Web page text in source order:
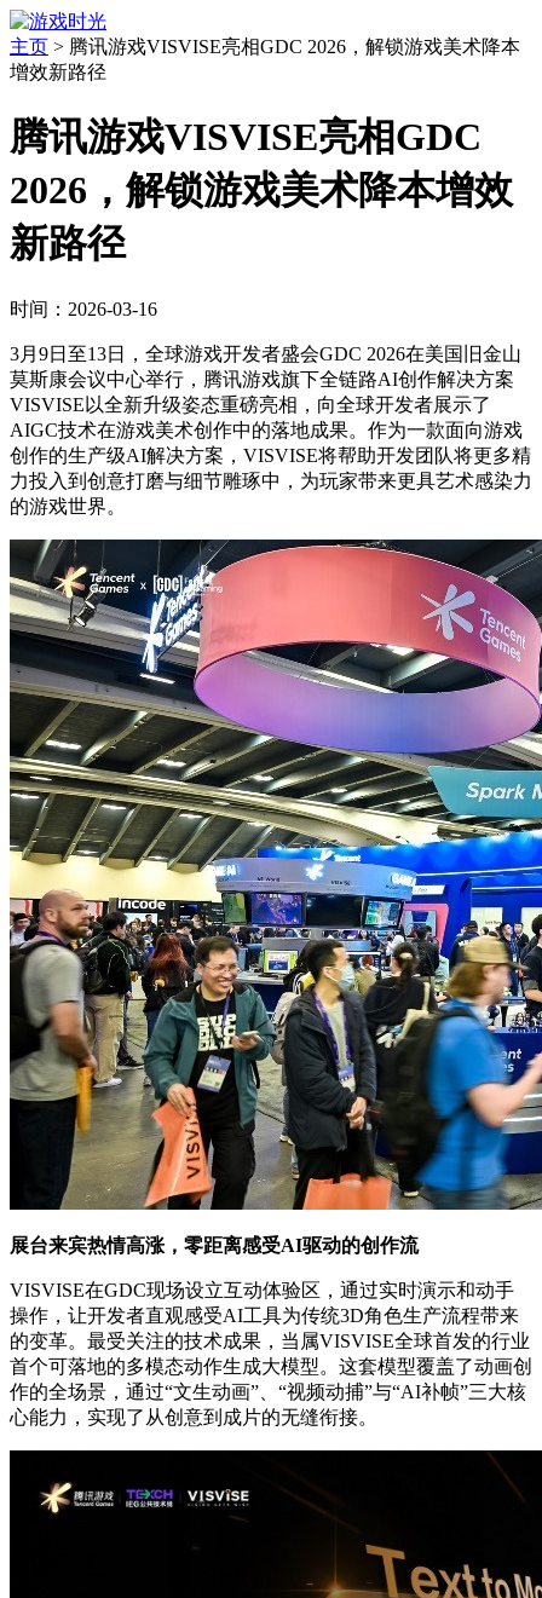
主页 > 腾讯游戏VISVISE亮相GDC 2026，解锁游戏美术降本
增效新路径
腾讯游戏VISVISE亮相GDC
2026，解锁游戏美术降本增效
新路径
时间：2026-03-16
3月9日至13日，全球游戏开发者盛会GDC 2026在美国旧金山
莫斯康会议中心举行，腾讯游戏旗下全链路AI创作解决方案
VISVISE以全新升级姿态重磅亮相，向全球开发者展示了
AIGC技术在游戏美术创作中的落地成果。作为一款面向游戏
创作的生产级AI解决方案，VISVISE将帮助开发团队将更多精
力投入到创意打磨与细节雕琢中，为玩家带来更具艺术感染力
的游戏世界。
展台来宾热情高涨，零距离感受AI驱动的创作流
VISVISE在GDC现场设立互动体验区，通过实时演示和动手
操作，让开发者直观感受AI工具为传统3D角色生产流程带来
的变革。最受关注的技术成果，当属VISVISE全球首发的行业
首个可落地的多模态动作生成大模型。这套模型覆盖了动画创
作的全场景，通过“文生动画”、“视频动捕”与“AI补帧”三大核
心能力，实现了从创意到成片的无缝衔接。